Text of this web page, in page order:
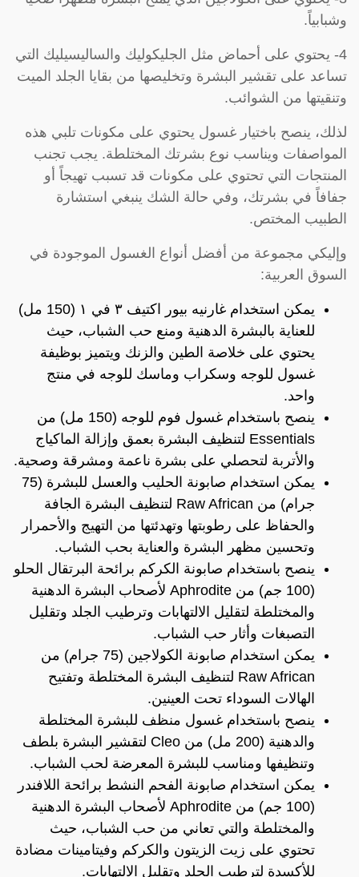
وشبابياً.
4- يحتوي على أحماض مثل الجليكوليك والساليسيليك التي
تساعد على تقشير البشرة وتخليصها من بقايا الجلد الميت
وتنقيتها من الشوائب.
لذلك، ينصح باختيار غسول يحتوي على مكونات تلبي هذه
المواصفات ويناسب نوع بشرتك المختلطة. يجب تجنب
المنتجات التي تحتوي على مكونات قد تسبب تهيجاً أو
جفافاً في بشرتك، وفي حالة الشك ينبغي استشارة
الطبيب المختص.
وإليكي مجموعة من أفضل أنواع الغسول الموجودة في
السوق العربية:
يمكن استخدام غارنيه بيور اكتيف ٣ في ١ (150 مل)
للعناية بالبشرة الدهنية ومنع حب الشباب، حيث
يحتوي على خلاصة الطين والزنك ويتميز بوظيفة
غسول للوجه وسكراب وماسك للوجه في منتج
واحد.
ينصح باستخدام غسول فوم للوجه (150 مل) من
Essentials لتنظيف البشرة بعمق وإزالة الماكياج
والأتربة لتحصلي على بشرة ناعمة ومشرقة وصحية.
يمكن استخدام صابونة الحليب والعسل للبشرة (75
جرام) من Raw African لتنظيف البشرة الجافة
والحفاظ على رطوبتها وتهدئتها من التهيج والأحمرار
وتحسين مظهر البشرة والعناية بحب الشباب.
ينصح باستخدام صابونة الكركم برائحة البرتقال الحلو
(100 جم) من Aphrodite لأصحاب البشرة الدهنية
والمختلطة لتقليل الالتهابات وترطيب الجلد وتقليل
التصبغات وأثار حب الشباب.
يمكن استخدام صابونة الكولاجين (75 جرام) من
Raw African لتنظيف البشرة المختلطة وتفتيح
الهالات السوداء تحت العينين.
ينصح باستخدام غسول منظف للبشرة المختلطة
والدهنية (200 مل) من Cleo لتقشير البشرة بلطف
وتنظيفها ومناسب للبشرة المعرضة لحب الشباب.
يمكن استخدام صابونة الفحم النشط برائحة اللافندر
(100 جم) من Aphrodite لأصحاب البشرة الدهنية
والمختلطة والتي تعاني من حب الشباب، حيث
تحتوي على زيت الزيتون والكركم وفيتامينات مضادة
للأكسدة لترطيب الجلد وتقليل الالتهابات.